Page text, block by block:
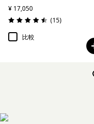
¥ 17,050
評価: 4.5 / 5
(15レビュー
)
比較